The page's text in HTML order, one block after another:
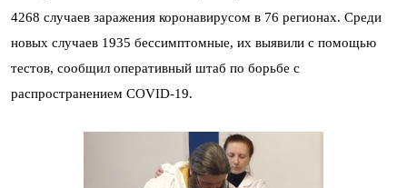
4268 случаев заражения коронавирусом в 76 регионах. Среди
новых случаев 1935 бессимптомные, их выявили с помощью
тестов, сообщил оперативный штаб по борьбе с
распространением COVID-19.